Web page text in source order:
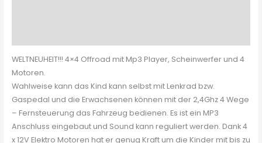
WELTNEUHEIT!!! 4×4 Offroad mit Mp3 Player, Scheinwerfer und 4
Motoren.
Wahlweise kann das Kind kann selbst mit Lenkrad bzw.
Gaspedal und die Erwachsenen können mit der 2,4Ghz 4 Wege
– Fernsteuerung das Fahrzeug bedienen. Es ist ein MP3
Anschluss eingebaut und Sound kann reguliert werden. Dank 4
x 12V Elektro Motoren hat er genug Kraft um die Kinder mit bis zu